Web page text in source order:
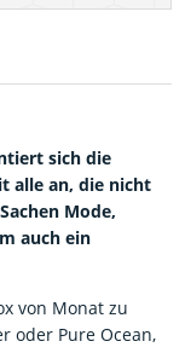
sich die
alle an, die nicht
Mode,
auch ein
von Monat zu
oder Pure Ocean,